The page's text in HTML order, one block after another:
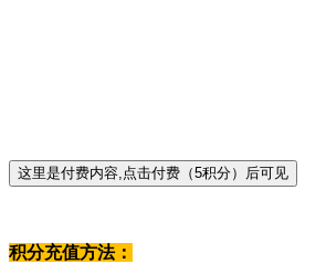
积分充值方法：